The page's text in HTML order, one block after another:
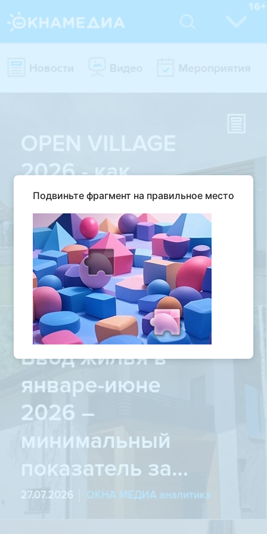
Подвиньте фрагмент на правильное место